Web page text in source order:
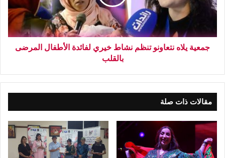
جمعية يلاه نتعاونو تنظم نشاط خيري لفائدة الأطفال المرضى
بالقلب
مقالات ذات صلة